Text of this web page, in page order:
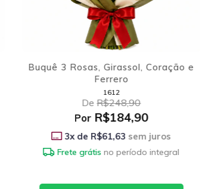
Buquê Rosas, Girassóis e Urso Coca
Cola
1014
De R$348,90
PorR$244,90
3x de R$81,63 sem juros
Frete grátis no período integral